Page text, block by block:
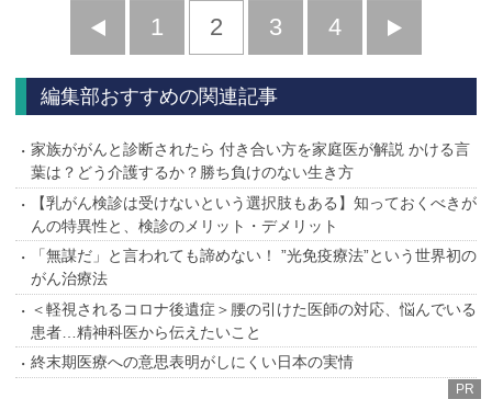
前
へ
1 2 3 4
へ
編集部おすすめの関連記事
家族ががんと診断されたら 付き合い方を家庭医が解説 かける言
葉は？どう介護するか？勝ち負けのない生き方
【乳がん検診は受けないという選択肢もある】知っておくべきが
んの特異性と、検診のメリット・デメリット
「無謀だ」と言われても諦めない！ ”光免疫療法”という世界初の
がん治療法
＜軽視されるコロナ後遺症＞腰の引けた医師の対応、悩んでいる
患者…精神科医から伝えたいこと
終末期医療への意思表明がしにくい日本の実情
PR